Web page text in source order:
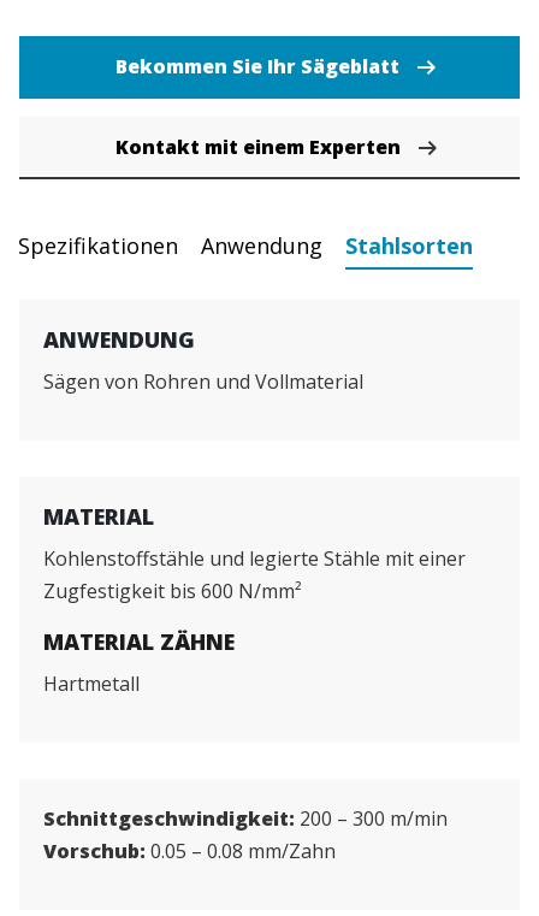
Bekommen Sie Ihr Sägeblatt
Kontakt mit einem Experten
Spezifikationen Anwendung Stahlsorten
ANWENDUNG
Sägen von Rohren und Vollmaterial
MATERIAL
Kohlenstoffstähle und legierte Stähle mit einer
Zugfestigkeit bis 600 N/mm²
MATERIAL ZÄHNE
Hartmetall
Schnittgeschwindigkeit: 200 – 300 m/min
Vorschub: 0.05 – 0.08 mm/Zahn